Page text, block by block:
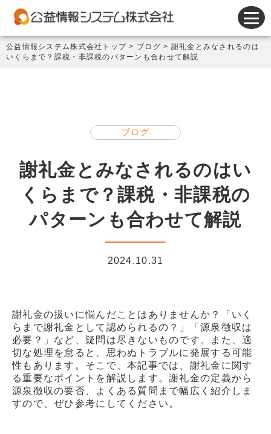
会計システム
会社情報
新着情報
ブログ
講師マイページ
公益情報システム株式会社トップ > ブログ > 謝礼金とみなされるのは
いくらまで？課税・非課税のパターンも合わせて解説
ブログ
謝礼金とみなされるのはい
くらまで？課税・非課税の
パターンも合わせて解説
2024.10.31
謝礼金の扱いに悩んだことはありませんか？「いく
らまで謝礼金として認められるの？」「源泉徴収は
必要？」など、疑問は尽きないものです。また、適
切な処理を怠ると、思わぬトラブルに発展する可能
性もあります。そこで、本記事では、謝礼金に関す
る重要なポイントを解説します。謝礼金の定義から
源泉徴収の要否、よくある質問まで幅広く紹介しま
すので、ぜひ参考にしてください。